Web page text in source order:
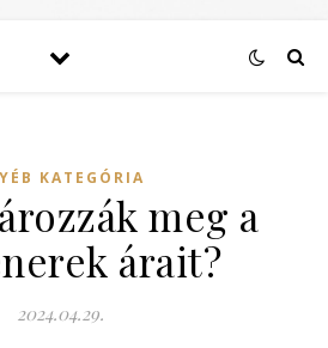
KATEGÓRIA
meg a
árait?
2024.04.29.